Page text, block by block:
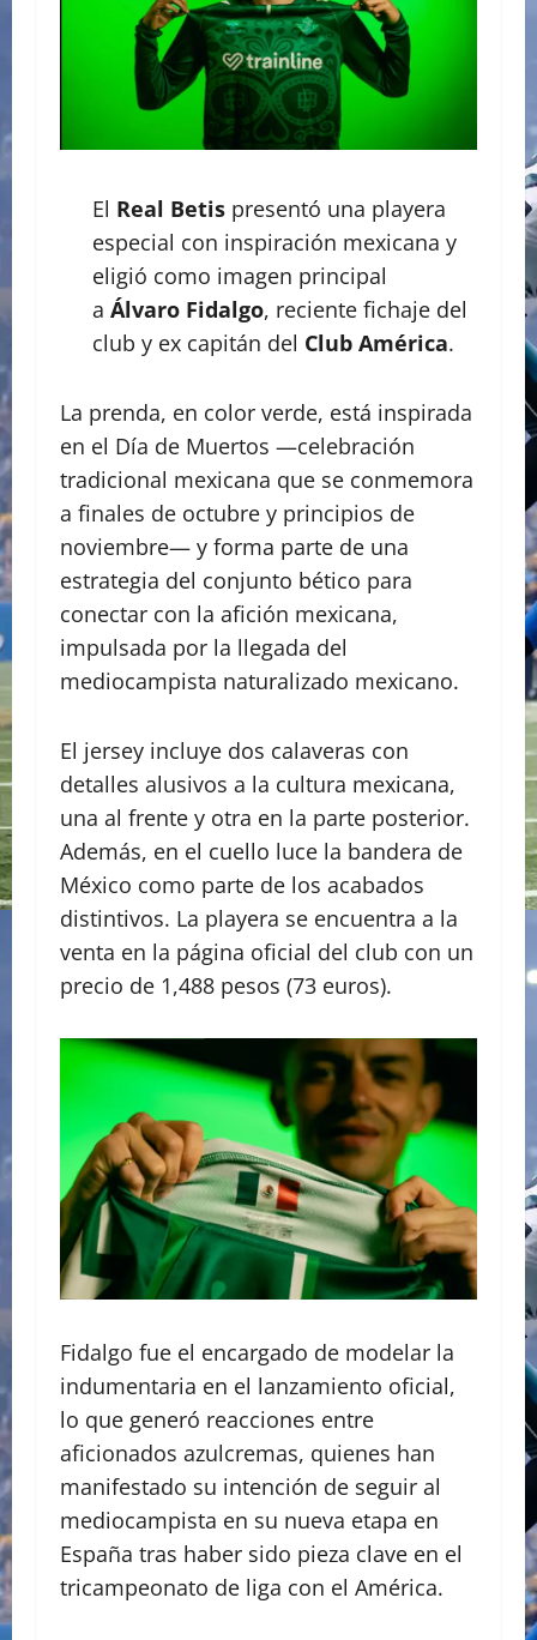
El Real Betis presentó una playera
especial con inspiración mexicana y
eligió como imagen principal
a Álvaro Fidalgo, reciente fichaje del
club y ex capitán del Club América.
La prenda, en color verde, está inspirada
en el Día de Muertos —celebración
tradicional mexicana que se conmemora
a finales de octubre y principios de
noviembre— y forma parte de una
estrategia del conjunto bético para
conectar con la afición mexicana,
impulsada por la llegada del
mediocampista naturalizado mexicano.
El jersey incluye dos calaveras con
detalles alusivos a la cultura mexicana,
una al frente y otra en la parte posterior.
Además, en el cuello luce la bandera de
México como parte de los acabados
distintivos. La playera se encuentra a la
venta en la página oficial del club con un
precio de 1,488 pesos (73 euros).
Fidalgo fue el encargado de modelar la
indumentaria en el lanzamiento oficial,
lo que generó reacciones entre
aficionados azulcremas, quienes han
manifestado su intención de seguir al
mediocampista en su nueva etapa en
España tras haber sido pieza clave en el
tricampeonato de liga con el América.